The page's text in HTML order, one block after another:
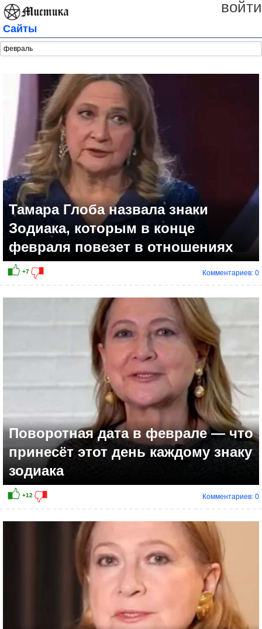
войти
Сайты
Тамара Глоба назвала знаки
Зодиака, которым в конце
февраля повезет в отношениях
Комментариев: 0
Поворотная дата в феврале — что
принесёт этот день каждому знаку
зодиака
Комментариев: 0